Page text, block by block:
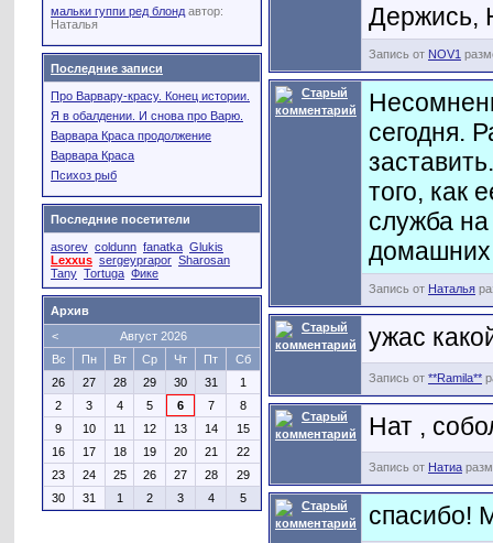
Держись,
Запись от NOV1
сегодня.
того, как
служба
Запись от Наталья
ужас
Запись от **Ramila**
Нат ,
Запись от Натиа
спасибо!
мальки гуппи ред блонд автор:
Наталья
Последние записи
Про Варвару-красу. Конец истории.
Я в обалдении. И снова про Варю.
Варвара Краса продолжение
Варвара Краса
Психоз рыб
Последние посетители
asorev coldunn fanatka Glukis
Lexxus sergeyprapor Sharosan
Tany Tortuga Фике
Архив
<
Август 2026
Вс
Пн Вт Ср Чт Пт
Сб
26
27 28 29 30 31
1
2
3 4 5 6 7
8
9
10 11 12 13 14
15
16
17 18 19 20 21
22
23
24 25 26 27 28
29
30
31 1 2 3 4 5